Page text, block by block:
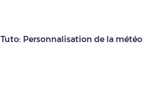
Tuto: Personnalisation de la météo